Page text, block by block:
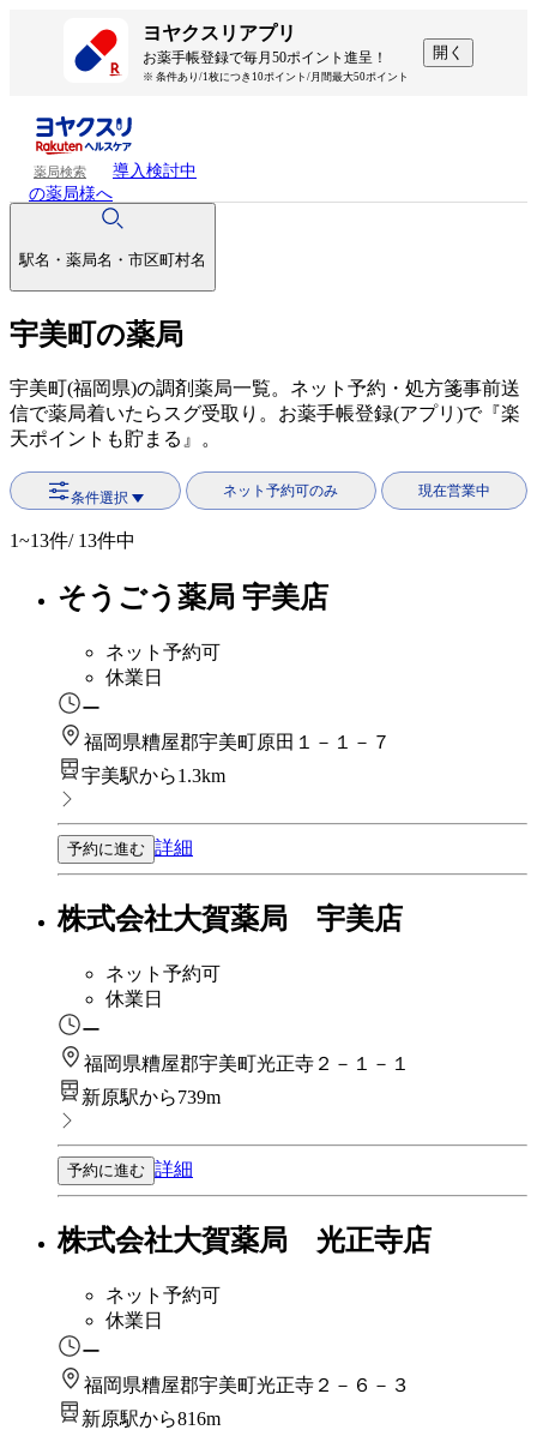
ヨヤクスリアプリ
お薬手帳登録で毎月50ポイント進呈！
※ 条件あり/1枚につき10ポイント/月間最大50ポイント
開く
薬局検索
導入検討中
の薬局様へ
駅名・薬局名・市区町村名
宇美町の薬局
宇美町(福岡県)の調剤薬局一覧。ネット予約・処方箋事前送
信で薬局着いたらスグ受取り。お薬手帳登録(アプリ)で『楽
天ポイントも貯まる』。
条件選択 ネット予約可のみ 現在営業中
1~13件/ 13件中
そうごう薬局 宇美店
ネット予約可
休業日
ー
福岡県糟屋郡宇美町原田１－１－７
宇美駅から1.3km
予約に進む 詳細
株式会社大賀薬局 宇美店
ネット予約可
休業日
ー
福岡県糟屋郡宇美町光正寺２－１－１
新原駅から739m
予約に進む 詳細
株式会社大賀薬局 光正寺店
ネット予約可
休業日
ー
福岡県糟屋郡宇美町光正寺２－６－３
新原駅から816m